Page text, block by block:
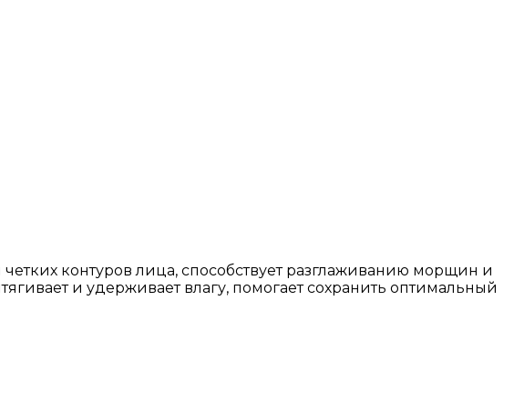
контуров лица, способствует разглаживанию морщин и
и удерживает влагу, помогает сохранить оптимальный